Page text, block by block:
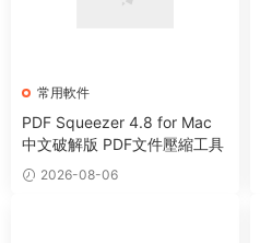
常用軟件
PDF Squeezer 4.8 for Mac
中文破解版 PDF文件壓縮工具
2026-08-06